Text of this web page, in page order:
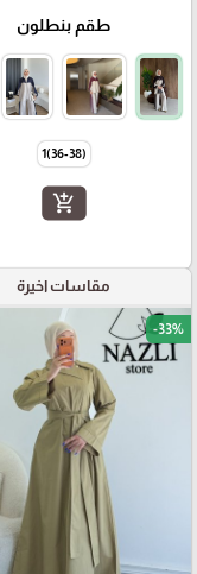
طقم بنطلون
(36-38)1
add_shopping_cart
مقاسات اخيرة
-33%